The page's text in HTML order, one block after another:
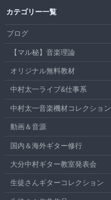
カテゴリー一覧
ブログ
【マル秘】音楽理論
オリジナル無料教材
中村太一ライブ&仕事系
中村太一音楽機材コレクション
動画＆音源
国内＆海外ギター修行
大分中村ギター教室発表会
生徒さんギターコレクション